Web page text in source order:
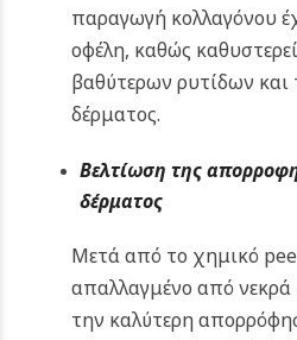
παραγωγή κολλαγόνου
οφέλη, καθώς
βαθύτερων ρυτίδων
δέρματος.
Βελτίωση της
δέρματος
Μετά από το χημικό
απαλλαγμένο από νεκρά
την καλύτερη